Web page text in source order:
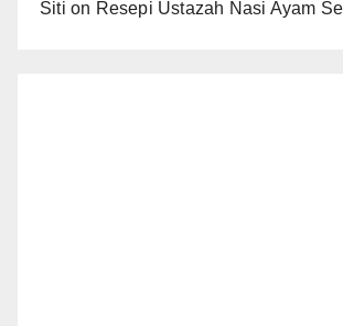
Siti on Resepi Ustazah Nasi Ayam